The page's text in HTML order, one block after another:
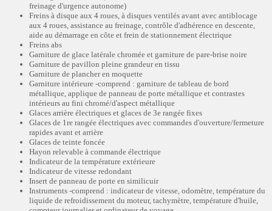
freinage d'urgence autonome)
Freins à disque aux 4 roues, à disques ventilés avant avec antiblocage
aux 4 roues, assistance au freinage, contrôle d'adhérence en descente,
aide au démarrage en côte et frein de stationnement électrique
Freins abs
Garniture de glace latérale chromée et garniture de pare-brise noire
Garniture de pavillon pleine grandeur en tissu
Garniture de plancher en moquette
Garniture intérieure -comprend : garniture de tableau de bord
métallique, applique de panneau de porte métallique et contrastes
intérieurs au fini chromé/d'aspect métallique
Glaces arrière électriques et glaces de 3e rangée fixes
Glaces de 1re rangée électriques avec commandes d'ouverture/fermeture
rapides avant et arrière
Glaces de teinte foncée
Hayon relevable à commande électrique
Indicateur de la température extérieure
Indicateur de vitesse redondant
Insert de panneau de porte en similicuir
Instruments -comprend : indicateur de vitesse, odomètre, température du
liquide de refroidissement du moteur, tachymètre, température d'huile,